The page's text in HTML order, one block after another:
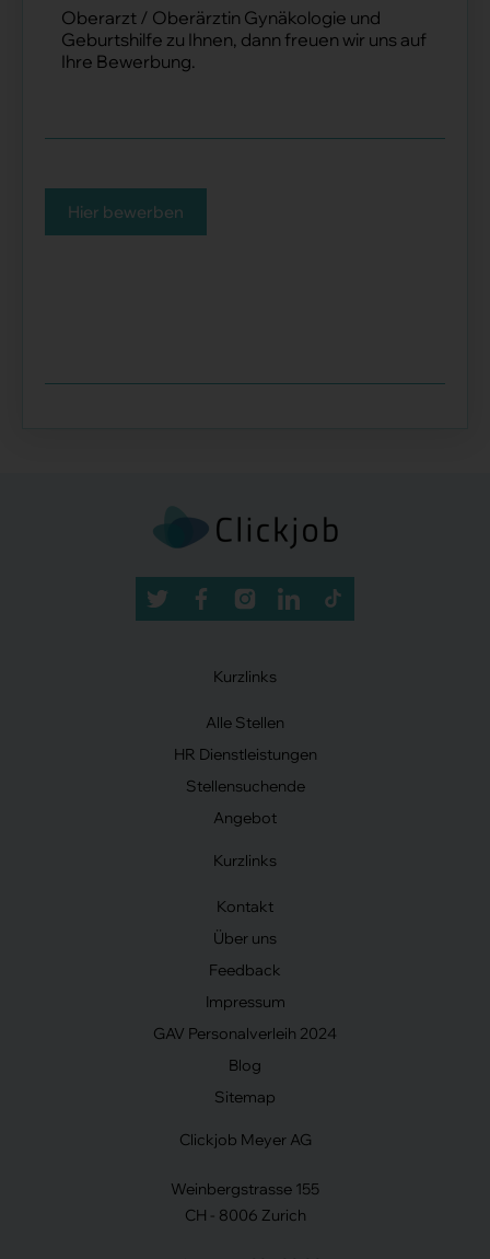
Oberarzt / Oberärztin Gynäkologie und
Geburtshilfe zu Ihnen, dann freuen wir uns auf
Ihre Bewerbung.
Hier bewerben
Kurzlinks
Alle Stellen
HR Dienstleistungen
Stellensuchende
Angebot
Kurzlinks
Kontakt
Über uns
Feedback
Impressum
GAV Personalverleih 2024
Blog
Sitemap
Clickjob Meyer AG
Weinbergstrasse 155
CH - 8006 Zurich